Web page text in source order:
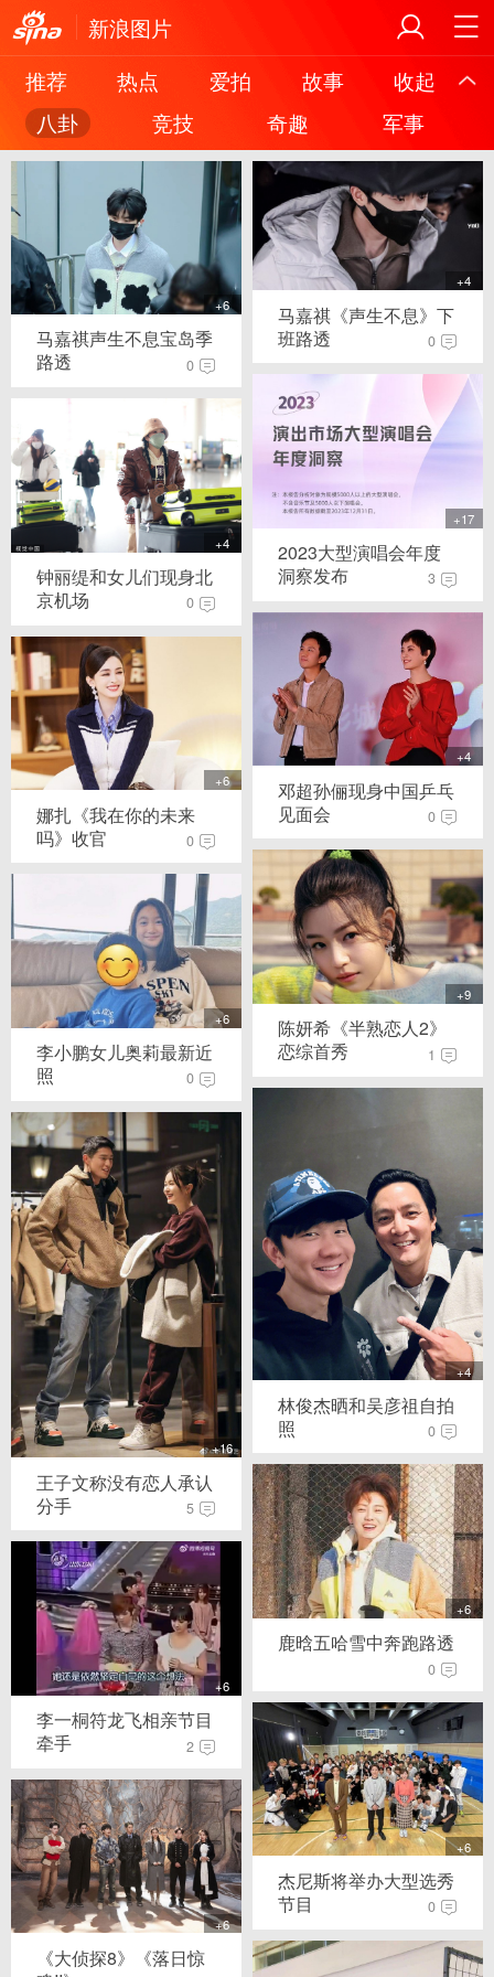
新浪图片
推荐
热点 爱拍 故事
收起
八卦
竞技 奇趣 军事
+6
马嘉祺声生不息宝岛季
路透
0
+4
钟丽缇和女儿们现身北
京机场
0
+6
娜扎《我在你的未来
吗》收官
0
+6
李小鹏女儿奥莉最新近
照
0
+16
王子文称没有恋人承认
分手
5
+6
李一桐符龙飞相亲节目
牵手
2
+6
《大侦探8》《落日惊
+4
马嘉祺《声生不息》下
班路透
0
+17
2023大型演唱会年度
洞察发布
3
+4
邓超孙俪现身中国乒乓
见面会
0
+9
陈妍希《半熟恋人2》
恋综首秀
1
+4
林俊杰晒和吴彦祖自拍
照
0
+6
鹿晗五哈雪中奔跑路透
0
+6
杰尼斯将举办大型选秀
节目
0